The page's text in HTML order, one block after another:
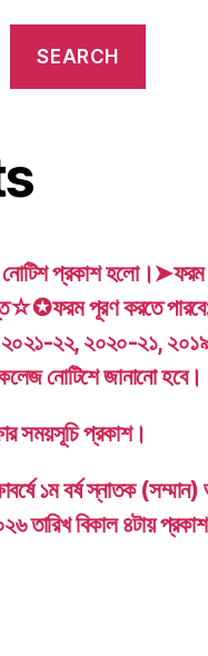
SEARCH
নোটিশ প্রকাশ হলো।➤ফরম
পূরণ করতে
২২, ২০২০-২১,
নোটিশে জানানো হবে।
সময়সূচি প্রকাশ।
১ম বর্ষ স্নাতক (সম্মান)
তারিখ বিকাল ৪টায়